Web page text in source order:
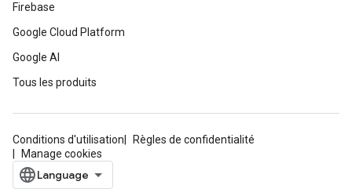
Firebase
Google Cloud Platform
Google AI
Tous les produits
Conditions d'utilisation
Règles de confidentialité
Manage cookies